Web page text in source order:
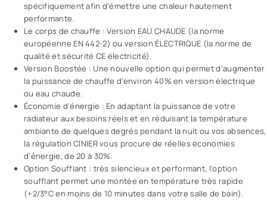
spécifiquement afin d’émettre une chaleur hautement
performante.
Le corps de chauffe : Version EAU CHAUDE (la norme
européenne EN 442-2) ou version ÉLECTRIQUE (la norme de
qualité et sécurité CE électricité).
Version Boostée : Une nouvelle option qui permet d’augmenter
la puissance de chauffe d’environ 40% en version électrique
ou eau chaude.
Économie d’énergie : En adaptant la puissance de votre
radiateur aux besoins réels et en réduisant la température
ambiante de quelques degrés pendant la nuit ou vos absences,
la régulation CINIER vous procure de réelles économies
d’énergie, de 20 à 30%.
Option Soufflant : très silencieux et performant, l’option
soufflant permet une montée en température très rapide
(+2/3°C en moins de 10 minutes dans votre salle de bain).